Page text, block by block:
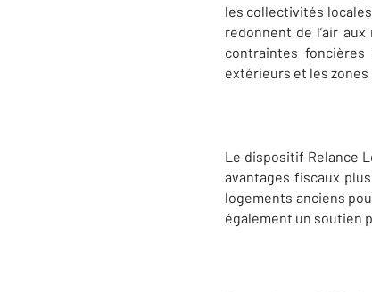
les collectivités
redonnent de l’air
contraintes
extérieurs et les
Le dispositif Relance
avantages fiscaux
logements anciens
également un soutien